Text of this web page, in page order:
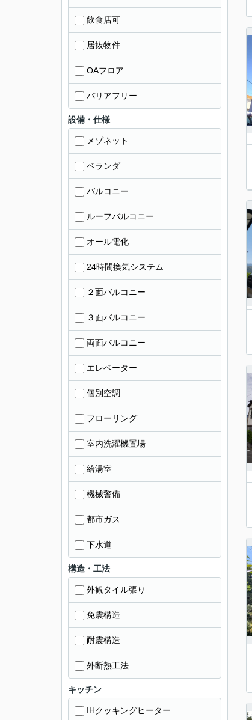
飲食店可
居抜物件
OAフロア
バリアフリー
設備・仕様
メゾネット
ベランダ
バルコニー
ルーフバルコニー
オール電化
24時間換気システム
２面バルコニー
３面バルコニー
両面バルコニー
エレベーター
個別空調
フローリング
室内洗濯機置場
給湯室
機械警備
都市ガス
下水道
構造・工法
外観タイル張り
免震構造
耐震構造
外断熱工法
キッチン
IHクッキングヒーター